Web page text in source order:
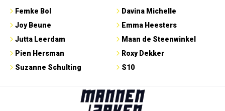
Femke Bol
Joy Beune
Jutta Leerdam
Pien Hersman
Suzanne Schulting
Davina Michelle
Emma Heesters
Maan de Steenwinkel
Roxy Dekker
S10